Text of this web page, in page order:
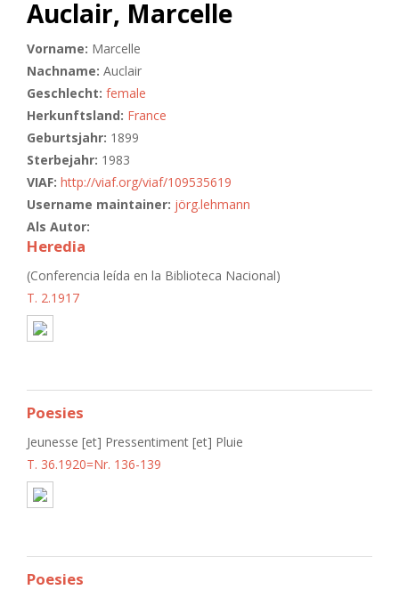
Auclair, Marcelle
Vorname: Marcelle
Nachname: Auclair
Geschlecht: female
Herkunftsland: France
Geburtsjahr: 1899
Sterbejahr: 1983
VIAF: http://viaf.org/viaf/109535619
Username maintainer: jörg.lehmann
Als Autor:
Heredia
(Conferencia leída en la Biblioteca Nacional)
T. 2.1917
Poesies
Jeunesse [et] Pressentiment [et] Pluie
T. 36.1920=Nr. 136-139
Poesies